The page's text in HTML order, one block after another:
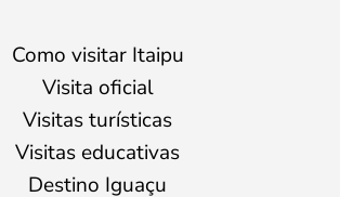
Como visitar Itaipu
Visita oficial
Visitas turísticas
Visitas educativas
Destino Iguaçu